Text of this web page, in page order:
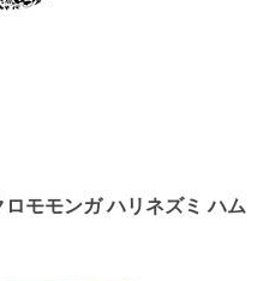
モモンガ ハリネズミ ハム